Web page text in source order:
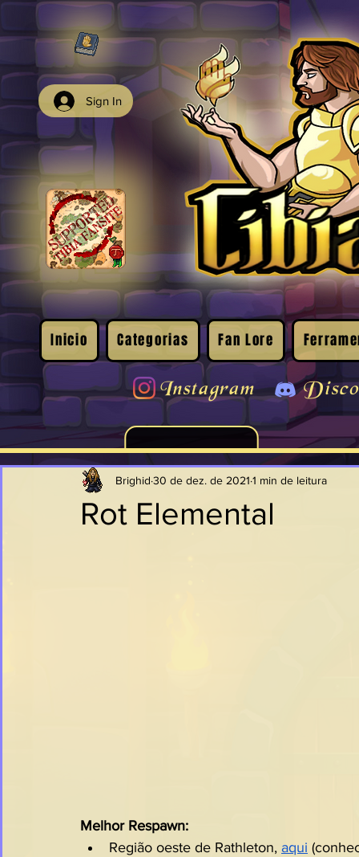
Sign In
Inicio Categorias Fan Lore
Instagram
Rot Elemental
Brighid 30 de dez. de 2021 1 min de leitura
Melhor Respawn:
Região oeste de Rathleton, aqui